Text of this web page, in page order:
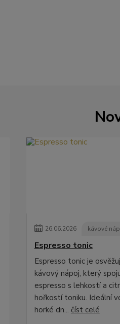
26.06.2026 kávové
Espresso tonic
Espresso tonic je
kávový nápoj, který
espresso s lehkostí a
hořkostí toniku. Ideální
horké dn... číst celé